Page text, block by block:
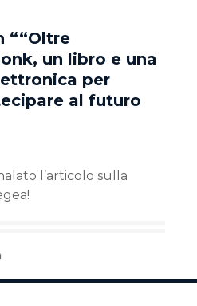
““Oltre
un libro e una
per
al futuro
l’articolo sulla